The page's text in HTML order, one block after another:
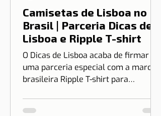
Camisetas de Lisboa no
Brasil | Parceria Dicas de
Lisboa e Ripple T-shirt
O Dicas de Lisboa acaba de firmar
uma parceria especial com a marca
brasileira Ripple T-shirt para